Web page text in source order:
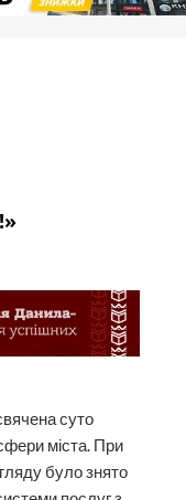
суто
міста. При
було знято